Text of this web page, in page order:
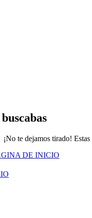
¡No te dejamos tirado!
DE INICIO